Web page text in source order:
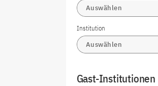
Auswählen
Institution
Auswählen
Gast-Institutionen